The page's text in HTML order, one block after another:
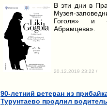
В эти дни в
Музея-
Гоголя» и
Абрамцева».
20.12.2019 23:22 /
90-летний ветеран из
Турунтаево продлил